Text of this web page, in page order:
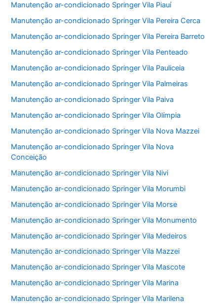
Manutenção ar-condicionado Springer Vila Piauí
Manutenção ar-condicionado Springer Vila Pereira Cerca
Manutenção ar-condicionado Springer Vila Pereira Barreto
Manutenção ar-condicionado Springer Vila Penteado
Manutenção ar-condicionado Springer Vila Pauliceia
Manutenção ar-condicionado Springer Vila Palmeiras
Manutenção ar-condicionado Springer Vila Paiva
Manutenção ar-condicionado Springer Vila Olímpia
Manutenção ar-condicionado Springer Vila Nova Mazzei
Manutenção ar-condicionado Springer Vila Nova
Conceição
Manutenção ar-condicionado Springer Vila Nivi
Manutenção ar-condicionado Springer Vila Morumbi
Manutenção ar-condicionado Springer Vila Morse
Manutenção ar-condicionado Springer Vila Monumento
Manutenção ar-condicionado Springer Vila Medeiros
Manutenção ar-condicionado Springer Vila Mazzei
Manutenção ar-condicionado Springer Vila Mascote
Manutenção ar-condicionado Springer Vila Marina
Manutenção ar-condicionado Springer Vila Marilena